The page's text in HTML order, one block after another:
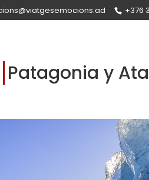
+376
Patagonia y